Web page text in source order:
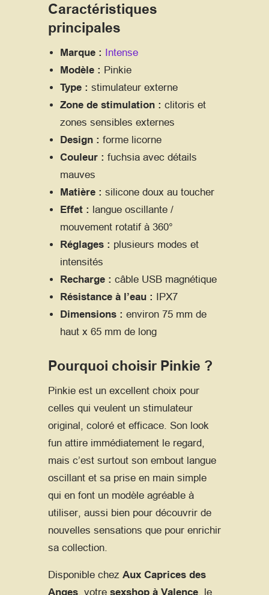
Caractéristiques
principales
Marque : Intense
Modèle : Pinkie
Type : stimulateur externe
Zone de stimulation : clitoris et
zones sensibles externes
Design : forme licorne
Couleur : fuchsia avec détails
mauves
Matière : silicone doux au toucher
Effet : langue oscillante /
mouvement rotatif à 360°
Réglages : plusieurs modes et
intensités
Recharge : câble USB magnétique
Résistance à l’eau : IPX7
Dimensions : environ 75 mm de
haut x 65 mm de long
Pourquoi choisir Pinkie ?
Pinkie est un excellent choix pour
celles qui veulent un stimulateur
original, coloré et efficace. Son look
fun attire immédiatement le regard,
mais c’est surtout son embout langue
oscillant et sa prise en main simple
qui en font un modèle agréable à
utiliser, aussi bien pour découvrir de
nouvelles sensations que pour enrichir
sa collection.
Disponible chez Aux Caprices des
Anges, votre sexshop à Valence, le